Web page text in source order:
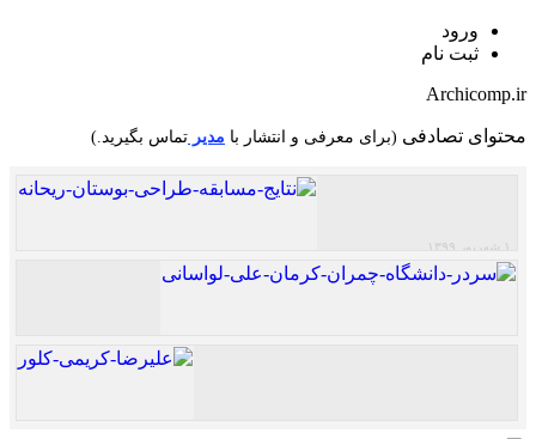
ورود
ثبت نام
Archicomp.ir
محتوای تصادفی (برای معرفی و انتشار با مدیر تماس بگیرید.)
نتایج مسابقه طراحی بوستان بانوان ریحانه
۱ شهریور ۱۳۹۹
سردر دانشگاه چمران کرمان اثر علی لواسانی